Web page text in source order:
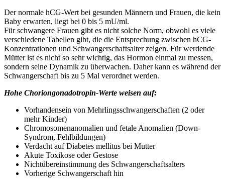
Der normale hCG-Wert bei gesunden Männern und Frauen, die kein
Baby erwarten, liegt bei 0 bis 5 mU/ml.
Für schwangere Frauen gibt es nicht solche Norm, obwohl es viele
verschiedene Tabellen gibt, die die Entsprechung zwischen hCG-
Konzentrationen und Schwangerschaftsalter zeigen. Für werdende
Mütter ist es nicht so sehr wichtig, das Hormon einmal zu messen,
sondern seine Dynamik zu überwachen. Daher kann es während der
Schwangerschaft bis zu 5 Mal verordnet werden.
Hohe Choriongonadotropin-Werte weisen auf:
Vorhandensein von Mehrlingsschwangerschaften (2 oder
mehr Kinder)
Chromosomenanomalien und fetale Anomalien (Down-
Syndrom, Fehlbildungen)
Verdacht auf Diabetes mellitus bei Mutter
Akute Toxikose oder Gestose
Nichtübereinstimmung des Schwangerschaftsalters
Vorherige Schwangerschaft hin